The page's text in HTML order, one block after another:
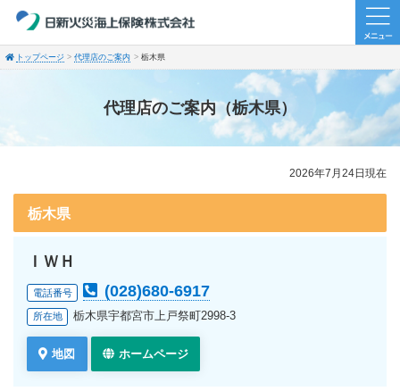
トップページ 代理店のご案内 栃木県
代理店のご案内（栃木県）
2026年7月24日現在
栃木県
ＩＷＨ
電話番号 (028)680-6917
所在地 栃木県宇都宮市上戸祭町2998-3
地図 ホームページ